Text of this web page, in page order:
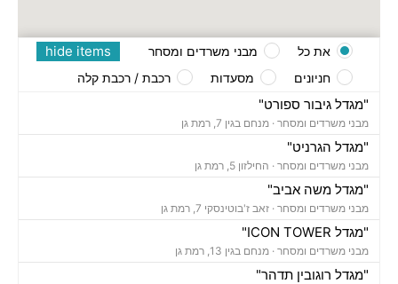
"מגדל גיבור ספורט"
מבני משרדים ומסחר · מנחם בגין 7, רמת גן
"מגדל הגרניט"
מבני משרדים ומסחר · החילזון 5, רמת גן
"מגדל משה אביב"
מבני משרדים ומסחר · זאב ז'בוטינסקי 7, רמת גן
"מגדל ICON TOWER"
מבני משרדים ומסחר · מנחם בגין 13, רמת גן
"מגדל רוגובין תדהר"
hide items את כל
מבני משרדים ומסחר
חניונים
מסעדות רכבת / רכבת קלה